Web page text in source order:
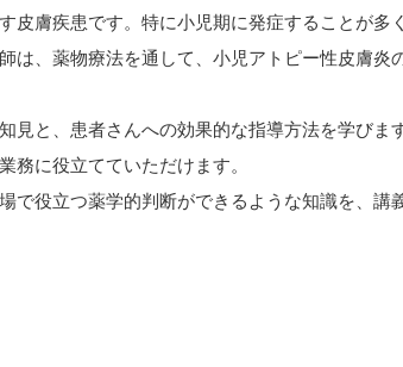
皮膚疾患です。特に小児期に発症することが多
は、薬物療法を通して、小児アトピー性皮膚炎
見と、患者さんへの効果的な指導方法を学びま
務に役立てていただけます。
で役立つ薬学的判断ができるような知識を、講